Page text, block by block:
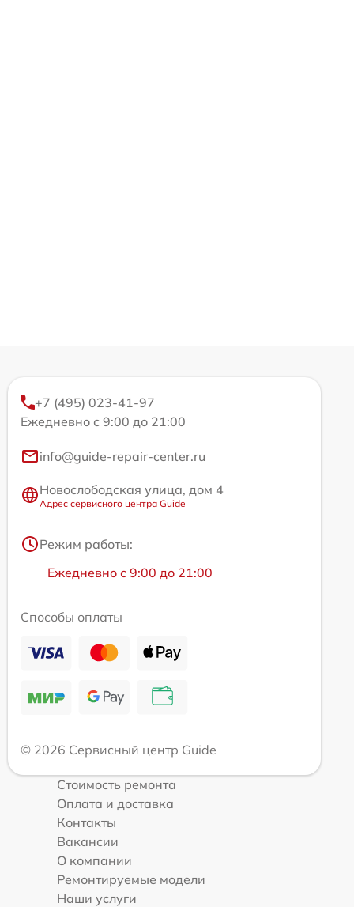
+7 (495) 023-41-97
Ежедневно с 9:00 до 21:00
info@guide-repair-center.ru
Новослободская улица, дом 4
Адрес сервисного центра Guide
Режим работы:
Ежедневно с 9:00 до 21:00
Способы оплаты
© 2026 Сервисный центр Guide
Стоимость ремонта
Оплата и доставка
Контакты
Вакансии
О компании
Ремонтируемые модели
Наши услуги